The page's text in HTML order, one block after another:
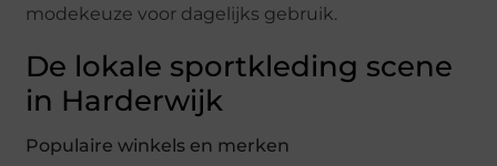
modekeuze voor dagelijks gebruik.
De lokale sportkleding scene
in Harderwijk
Populaire winkels en merken